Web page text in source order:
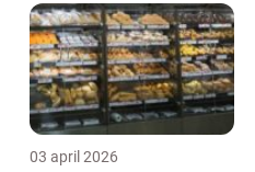
03 april 2026